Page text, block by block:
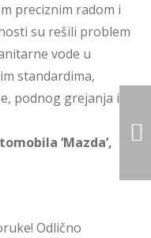
preciznim radom i
su rešili problem
vode u
standardima,
podnog grejanja i
‘Mazda’,
Odlično